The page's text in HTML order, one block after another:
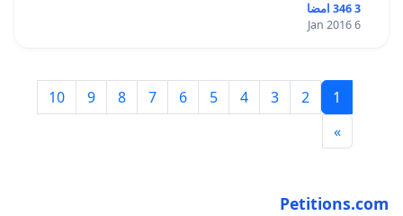
3 346 امضا
6 Jan 2016
1
2
3
4
5
6
7
8
9
10
»
Petitions.com